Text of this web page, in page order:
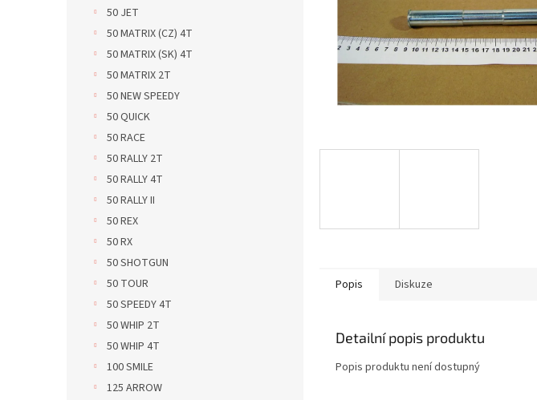
50 JET
50 MATRIX (CZ) 4T
50 MATRIX (SK) 4T
50 MATRIX 2T
50 NEW SPEEDY
50 QUICK
50 RACE
50 RALLY 2T
50 RALLY 4T
50 RALLY II
50 REX
50 RX
50 SHOTGUN
50 TOUR
50 SPEEDY 4T
50 WHIP 2T
50 WHIP 4T
100 SMILE
125 ARROW
Popis Diskuze
Detailní popis produktu
Popis produktu není dostupný